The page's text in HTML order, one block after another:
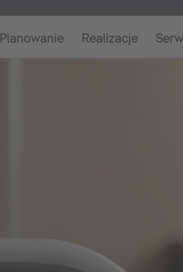
Planowanie Realizacje